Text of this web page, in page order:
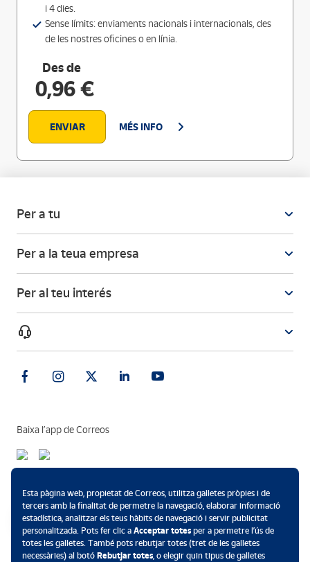
i 4 dies.
Sense límits: enviaments nacionals i internacionals, des
de les nostres oficines o en línia.
Des de
0,96 €
ENVIAR MÉS INFO
Per a tu
Per a la teua empresa
Per al teu interés
Baixa l’app de Correos
Esta pàgina web, propietat de Correos, utilitza galletes pròpies i de
tercers amb la finalitat de permetre la navegació, elaborar informació
estadística, analitzar els teus hàbits de navegació i servir publicitat
personalitzada. Pots fer clic a Acceptar totesper a permetre l’ús de
totes les galletes. També pots rebutjar totes (tret de les galletes
necessàries) al botó Rebutjar totes, o elegir quin tipus de galletes